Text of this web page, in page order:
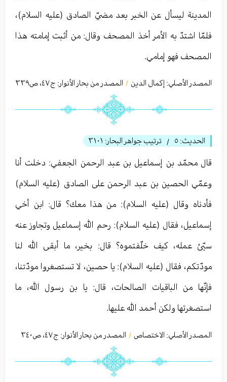
المدينة ليسأل عن الخبر بعد مضيّ الصادق‏ (عليه السلام)،
فلمّا اشتدّ به الأمر أخذ المصحف وقال: من أثبت إمامته هذا
المصحف فهو إمامي.
المصدر الأصلي: إكمال الدين / المصدر من بحار الأنوار: ج٤٧، ص٣٣٩
الحديث: ٥ / ترتيب جواهر البحار: ٣١٠١
قال محمّد بن إسماعيل بن عبد الرحمن الجعفي: دخلت أنا
وعمّي الحصين بن عبد الرحمن على الصادق (عليه السلام)
فأدناه وقال (عليه السلام): من هذا معك؟ قال: ابن أخي
إسماعيل، فقال (عليه السلام): رحم الله إسماعيل وتجاوز عنه
سيّئ عمله، كيف خلّفتموه؟ قال: بخير، ما أبقى الله لنا
مودّتكم، فقال (عليه السلام): يا حصين، لا تستصغروا مودّتنا،
فإنّها من الباقيات الصالحات، قال: يا بن رسول الله، ما
استصغرتها ولكن أحمد الله عليها.
المصدر الأصلي: الاختصاص / المصدر من بحار الأنوار: ج٤٧، ص٣٤۰